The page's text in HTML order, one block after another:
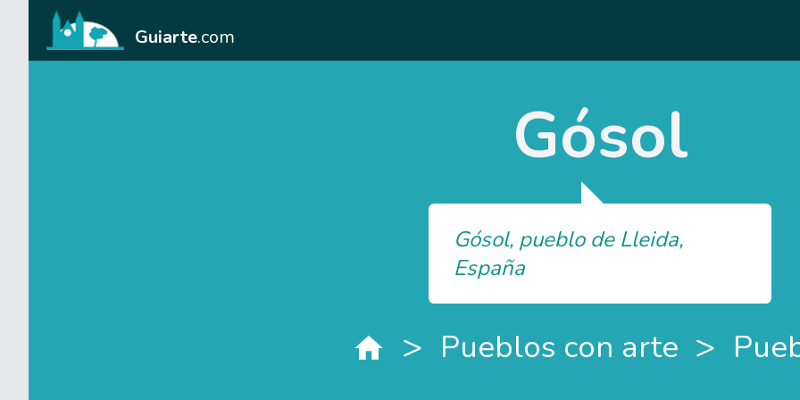
Guiarte.com
Gósol
Gósol, pueblo de Lleida,
España
> Pueblos con arte >